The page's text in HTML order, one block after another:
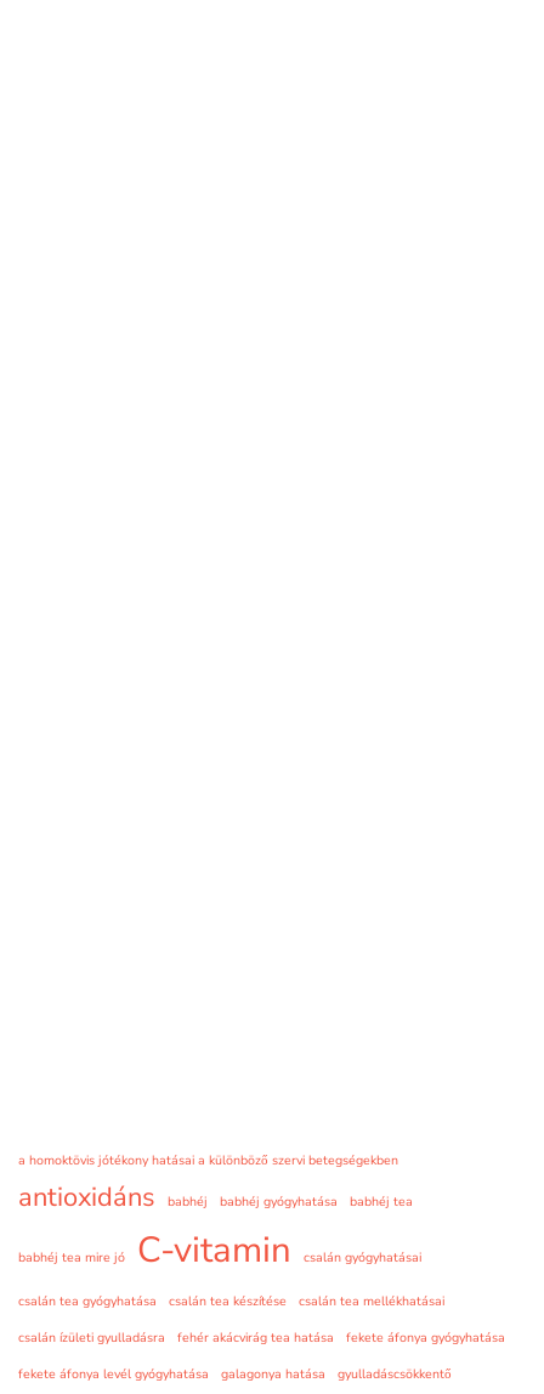
a homoktövis jótékony hatásai a különböző szervi betegségekben
antioxidáns babhéj babhéj gyógyhatása babhéj tea
babhéj tea mire jó C-vitamin csalán gyógyhatásai
csalán tea gyógyhatása csalán tea készítése
csalán tea mellékhatásai
csalán ízületi gyulladásra
fehér akácvirág tea hatása
fekete áfonya gyógyhatása
fekete áfonya levél gyógyhatása
galagonya hatása
gyulladáscsökkentő